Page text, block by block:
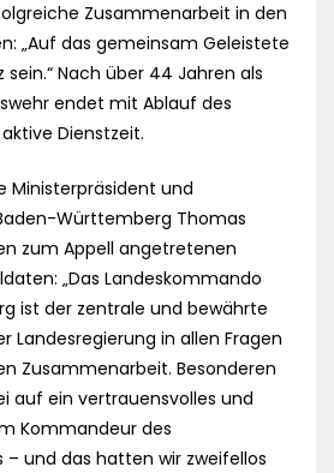
Zusammenarbeit in den
„Auf das gemeinsam Geleistete
sein.“ Nach über 44 Jahren als
endet mit Ablauf des
Dienstzeit.
Ministerpräsident und
Württemberg Thomas
zum Appell angetretenen
„Das Landeskommando
ist der zentrale und bewährte
Landesregierung in allen Fragen
Zusammenarbeit. Besonderen
auf ein vertrauensvolles und
Kommandeur des
– und das hatten wir zweifellos